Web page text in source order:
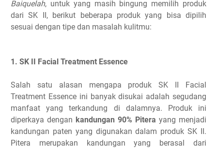
Baiquelah, untuk yang masih bingung memilih produk
dari SK II, berikut beberapa produk yang bisa dipilih
sesuai dengan tipe dan masalah kulitmu:
1. SK II Facial Treatment Essence
Salah satu alasan mengapa produk SK II Facial
Treatment Essence ini banyak disukai adalah segudang
manfaat yang terkandung di dalamnya. Produk ini
diperkaya dengan kandungan 90% Pitera yang menjadi
kandungan paten yang digunakan dalam produk SK II.
Pitera merupakan kandungan yang berasal dari